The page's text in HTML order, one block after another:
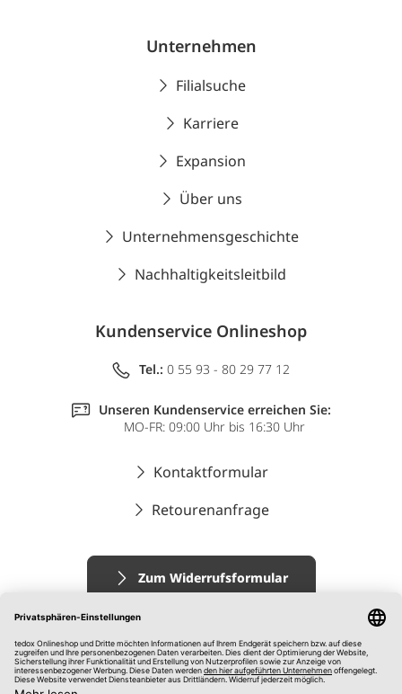
Unternehmen
Filialsuche
Karriere
Expansion
Über uns
Unternehmensgeschichte
Nachhaltigkeitsleitbild
Kundenservice Onlineshop
Tel.: 0 55 93 - 80 29 77 12
Unseren Kundenservice erreichen Sie:
MO-FR: 09:00 Uhr bis 16:30 Uhr
Kontaktformular
Retourenanfrage
Zum Widerrufsformular
Impressum
AGB